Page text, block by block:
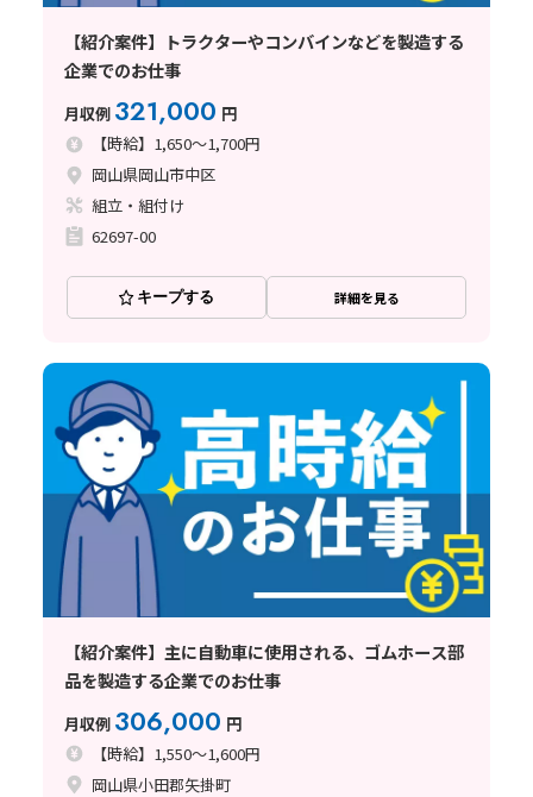
【紹介案件】トラクターやコンバインなどを製造する
企業でのお仕事
月収例 321,000 円
【時給】1,650～1,700円
岡山県岡山市中区
組立・組付け
62697-00
キープする 詳細を見る
【紹介案件】主に自動車に使用される、ゴムホース部
品を製造する企業でのお仕事
月収例 306,000 円
【時給】1,550～1,600円
岡山県小田郡矢掛町